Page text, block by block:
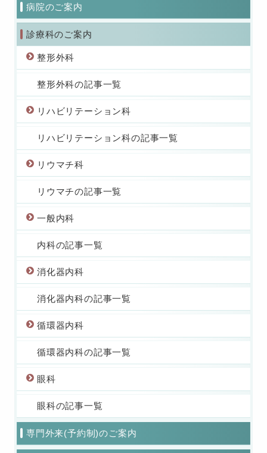
病院のご案内
診療科のご案内
整形外科
整形外科の記事一覧
リハビリテーション科
リハビリテーション科の記事一覧
リウマチ科
リウマチの記事一覧
一般内科
内科の記事一覧
消化器内科
消化器内科の記事一覧
循環器内科
循環器内科の記事一覧
眼科
眼科の記事一覧
専門外来(予約制)のご案内